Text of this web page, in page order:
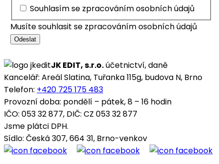
Souhlasím se zpracováním osobních údajů
Musíte souhlasit se zpracováním osobních údajů
Odeslat
JK EDIT, s.r.o.účetnictví, daně
Kancelář: Areál Slatina, Tuřanka 115g, budova N, Brno
Telefon: +420 725 175 483
Provozní doba: pondělí – pátek, 8 – 16 hodin
IČO: 053 32 877, DIČ: CZ 053 32 877
Jsme plátci DPH.
Sídlo: Česká 307, 664 31, Brno-venkov